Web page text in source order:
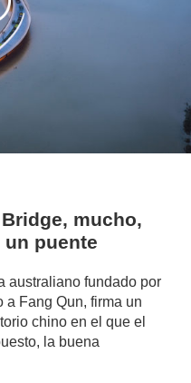
mucho,
puente
australiano fundado por
a Fang Qun, firma un
chino en el que el
la buena